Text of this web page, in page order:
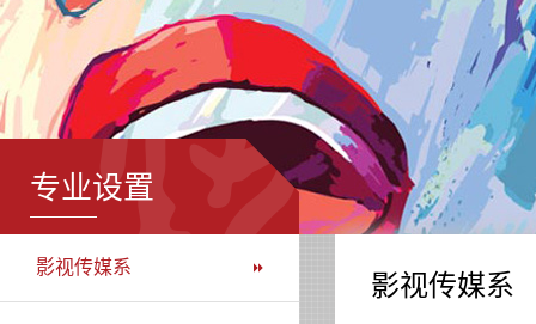
专业设置
影视传媒系
影视传媒系